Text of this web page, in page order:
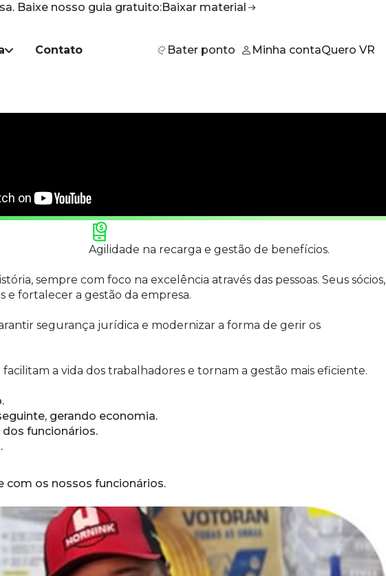
Baixe nosso guia gratuito:Baixar material
Contato Bater ponto Minha contaQuero VR
Agilidade na recarga e gestão de benefícios.
sempre com foco na excelência através das pessoas. Seus sócios,
e fortalecer a gestão da empresa.
segurança jurídica e modernizar a forma de gerir os
a vida dos trabalhadores e tornam a gestão mais eficiente.
gerando economia.
funcionários.
com os nossos funcionários.